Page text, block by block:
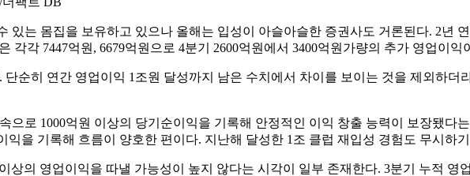
있는 몸집을 보유하고 있으나 올해는 입성이 아슬아슬한 증권사도 거론된다. 2년
각각 7447억원, 6679억원으로 4분기 2600억원에서 3400억원가량의 추가 영업이익
순히 연간 영업이익 1조원 달성까지 남은 수치에서 차이를 보이는 것을 제외하더
으로 1000억원 이상의 당기순이익을 기록해 안정적인 이익 창출 능력이 보장됐다
익을 기록해 흐름이 양호한 편이다. 지난해 달성한 1조 클럽 재입성 경험도 무시하
상의 영업이익을 따낼 가능성이 높지 않다는 시각이 일부 존재한다. 3분기 누적 영